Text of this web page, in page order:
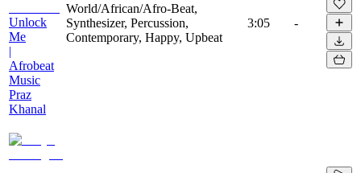
Unlock
Me
|
Afrobeat
Music
Praz
Khanal
World/African/Afro-Beat,
Synthesizer, Percussion,
Contemporary, Happy, Upbeat
3:05 -